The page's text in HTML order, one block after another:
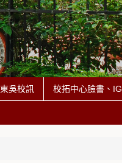
東吳校訊 校拓中心臉書、IG